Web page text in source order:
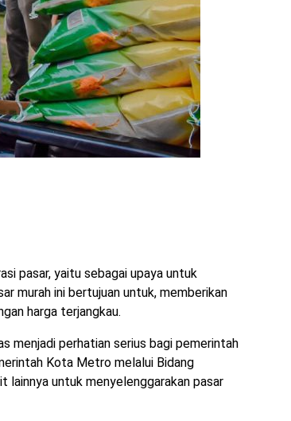
pasar, yaitu sebagai upaya untuk
murah ini bertujuan untuk, memberikan
harga terjangkau.
menjadi perhatian serius bagi pemerintah
Kota Metro melalui Bidang
untuk menyelenggarakan pasar